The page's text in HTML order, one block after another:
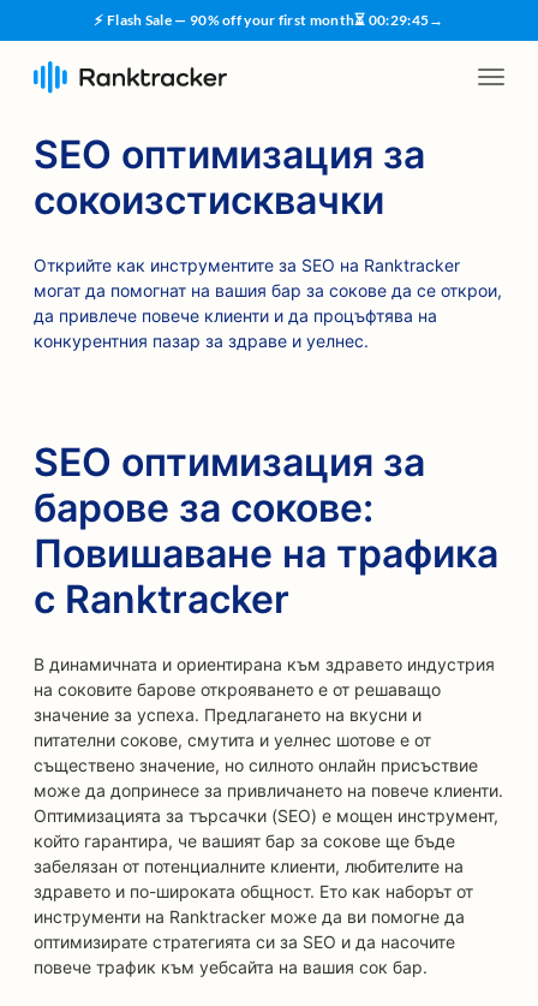
⚡ Flash Sale — 90% off your first month⏳ 00:29:45→
SEO оптимизация за
сокоизстисквачки
Открийте как инструментите за SEO на Ranktracker
могат да помогнат на вашия бар за сокове да се открои,
да привлече повече клиенти и да процъфтява на
конкурентния пазар за здраве и уелнес.
SEO оптимизация за
барове за сокове:
Повишаване на трафика
с Ranktracker
В динамичната и ориентирана към здравето индустрия
на соковите барове открояването е от решаващо
значение за успеха. Предлагането на вкусни и
питателни сокове, смутита и уелнес шотове е от
съществено значение, но силното онлайн присъствие
може да допринесе за привличането на повече клиенти.
Оптимизацията за търсачки (SEO) е мощен инструмент,
който гарантира, че вашият бар за сокове ще бъде
забелязан от потенциалните клиенти, любителите на
здравето и по-широката общност. Ето как наборът от
инструменти на Ranktracker може да ви помогне да
оптимизирате стратегията си за SEO и да насочите
повече трафик към уебсайта на вашия сок бар.